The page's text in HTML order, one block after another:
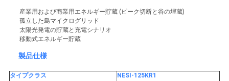
ー
産業用および商業用エネルギー貯蔵 (ピーク切断と谷の埋蔵)
孤立した島マイクログリッド
太陽光発電の貯蔵と充電シナリオ
移動式エネルギー貯蔵
製品仕様
タイプクラス NESI-125KR1